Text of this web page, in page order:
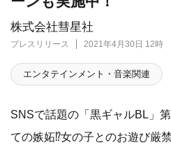
株式会社彗星社
プレスリリース 2021年4月30日 12時
エンタテインメント・音楽関連
​SNSで話題の「黒ギャルBL」
ての嫉妬⁉女の子とのお遊び厳